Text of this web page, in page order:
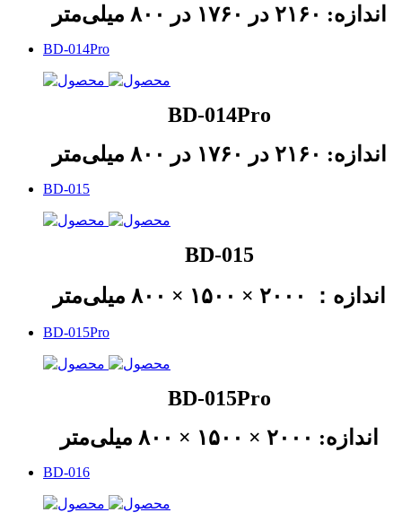
اندازه: ۲۱۶۰ در ۱۷۶۰ در ۸۰۰ میلی‌متر
BD-014Pro
BD-014Pro
اندازه: ۲۱۶۰ در ۱۷۶۰ در ۸۰۰ میلی‌متر
BD-015
BD-015
اندازه： ۲۰۰۰ × ۱۵۰۰ × ۸۰۰ میلی‌متر
BD-015Pro
BD-015Pro
اندازه: ۲۰۰۰ × ۱۵۰۰ × ۸۰۰ میلی‌متر
BD-016